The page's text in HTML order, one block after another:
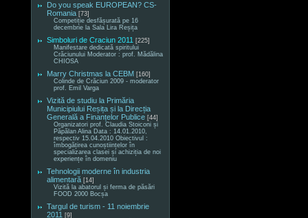
Do you speak EUROPEAN? CS-
Romania [73]
Competiție desfășurată pe 16
decembrie la Sala Lira Reșița
Simboluri de Craciun 2011 [225]
Manifestare dedicată spiritului
Crăciunului Moderator : prof. Mădălina
CHIOSA
Marry Christmas la CEBM [160]
Colinde de Crăciun 2009 - moderator
prof. Emil Varga
Vizită de studiu la Primăria
Municipiului Reșița și la Direcția
Generală a Finanțelor Publice [44]
Organizatori prof. Claudia Stoiconi și
Păpălan Alina Data : 14.01.2010,
respectiv 15.04.2010 Obiectivul :
îmbogățirea cunoștiințelor în
specializarea clasei și achiziția de noi
experiențe în domeniu
Tehnologii moderne în industria
alimentară [14]
Vizită la abatorul și ferma de păsări
FOOD 2000 Bocșa
Targul de turism - 11 noiembrie
2011 [9]